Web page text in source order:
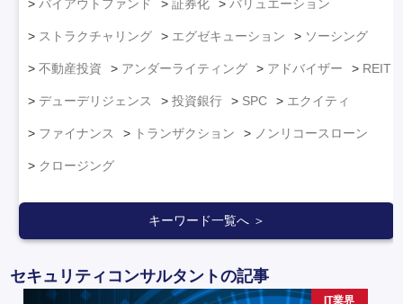
バイアウトファンド 証券化 バリュエーション
ストラクチャリング エグゼキューション ソーシング
不動産投資 アンダーライティング アドバイザー REIT
デューデリジェンス 投資銀行 SPC エクイティ
ファイナンス トランザクション ノンリコースローン
クロージング
キーワード一覧へ ＞
セキュリティコンサルタントの記事
IT業界